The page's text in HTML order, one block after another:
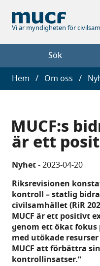
huvudinnehåll
Vi är myndigheten för
Sök
Länkstig
Hem Om oss
MUCF:s
är ett
Nyhet-2023-04-20
Riksrevisionen
kontroll – statlig
civilsamhället (RiR
MUCF är ett positivt
genom ett ökat
med utökade
MUCF att förbättra
kontrollinsatser.”